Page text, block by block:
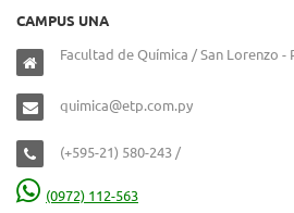
CAMPUS UNA
Facultad de Química / San Lorenzo -
quimica@etp.com.py
(+595-21) 580-243 /
(0972) 112-563